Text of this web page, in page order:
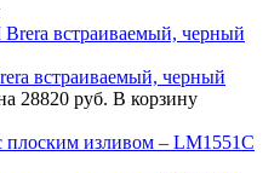
встраиваемый, черный
28820 руб. В корзину